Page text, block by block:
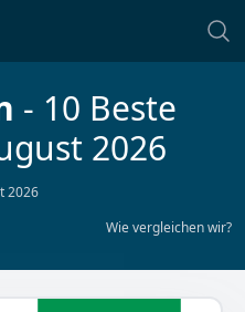
- 10 Beste
2026
2026
Wie vergleichen wir?